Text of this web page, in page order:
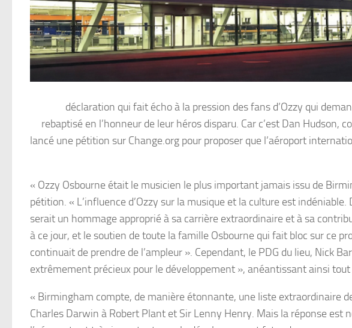
déclaration qui fait écho à la pression des fans d’Ozzy qui
rebaptisé en l’honneur de leur héros disparu. Car c’est Dan Hudson,
lancé une pétition sur Change.org pour proposer que l’aéroport
« Ozzy Osbourne était le musicien le plus important jamais issu de
pétition. « L’influence d’Ozzy sur la musique et la culture est
serait un hommage approprié à sa carrière extraordinaire et à sa
à ce jour, et le soutien de toute la famille Osbourne qui fait bloc sur ce
continuait de prendre de l’ampleur ». Cependant, le PDG du lieu, Nick
extrêmement précieux pour le développement », anéantissant ainsi
« Birmingham compte, de manière étonnante, une liste extraordinaire
Charles Darwin à Robert Plant et Sir Lenny Henry. Mais la réponse est